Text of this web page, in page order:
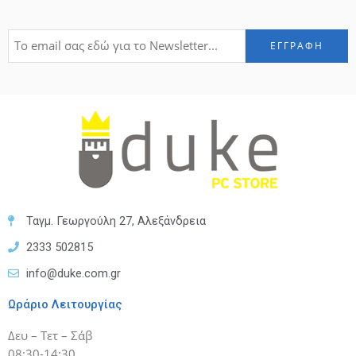
Ταγμ. Γεωργούλη 27, Αλεξάνδρεια
2333 502815
info@duke.com.gr
Ωράριο Λειτουργίας
Δευ – Τετ – Σάβ